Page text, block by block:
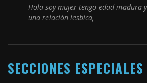
Hola soy mujer tengo edad madura
una relación lesbica,
SECCIONES ESPECIALES